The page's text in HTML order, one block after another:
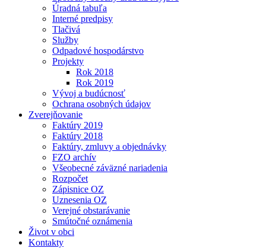
Úradná tabuľa
Interné predpisy
Tlačivá
Služby
Odpadové hospodárstvo
Projekty
Rok 2018
Rok 2019
Vývoj a budúcnosť
Ochrana osobných údajov
Zverejňovanie
Faktúry 2019
Faktúry 2018
Faktúry, zmluvy a objednávky
FZO archív
Všeobecné záväzné nariadenia
Rozpočet
Zápisnice OZ
Uznesenia OZ
Verejné obstarávanie
Smútočné oznámenia
Život v obci
Kontakty